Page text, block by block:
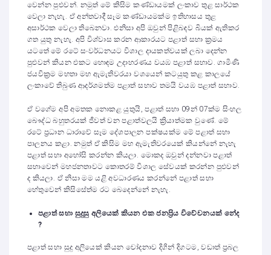
වෙන්න පුළුවන්. නමුත් මේ කිසිම කණ්ඩායමක් ලංකාව තුළ සාර්ථක
වෙලා නැහැ. ඒ අන්තවාදී සෑම කණ්ඩායමක්ම ඉතිහාසය තුළ
අසාර්ථක වෙලා තිබෙනවා. එනිසා අපි ඔවුන් පිළිබඳව බියක් ඇතිකර
ගත යුතු නැහැ. අපි විශ්වාස කරන ආකාරයට පළාත් සභා ක්‍රමය
යටතේ මේ රටේ සංවර්ධනයට විශාල දායකත්වයක් ලබා දෙන්න
පුළුවන් කියන එකට හොඳම උදාහරණය වයඹ පළාත් සභාව. ගාමිණි
ජයවික්‍රම මහතා මහ ඇමැතිවරයා වශයෙන් කටයුතු කළ කාලයේ
ලංකාවේ තිබුණ ආදර්ශමත්ම පළාත් සභාව තමයි වයඹ පළාත් සභාව.
ඒ වගේම අපි අමතක නොකළ යුතුයි, පළාත් සභා 09න් 07ක්ම සිංහල
බෞද්ධ බහුතරයක් ජීවත් වන පළාත්වලයි ක්‍රියාත්මක වුණේ. මේ
රටේ ප්‍රධාන ධාරාවේ සෑම දේශපාලන පක්ෂයක්ම මේ පළාත් සභා
පාලනය කළා. නමුත් ඒ කිසිම මහ ඇමැතිවරයෙක් කියන්නේ නැහැ
පළාත් සභා අහෝසි කරන්න කියලා. මොකද ඔවුන් දන්නවා පළාත්
සභාවෙන් මහජනතාවට කොතරම් විශාල සේවයක් කරන්න පුළුවන්
ද කියලා. ඒ නිසා මම යළි අවධාරණය කරන්නේ පළාත් සභා
හේතුවෙන් කිසිසේත්ම රට බෙදෙන්නේ නැහැ.
පළාත් සභා සුදුසු අලියෙක් කියන එක ජනප්‍රිය විවේචනයක් නේද
?
පළාත් සභා සුදු අලියෙක් කියන චෝදනාව දිගින් දිගටම, වඩාත් ප්‍රබල